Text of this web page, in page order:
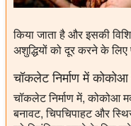
किया जाता है और इसकी
अशुद्धियों को दूर करने के लिए
चॉकलेट निर्माण में
चॉकलेट निर्माण में, कोकोआ
बनावट, चिपचिपाहट और